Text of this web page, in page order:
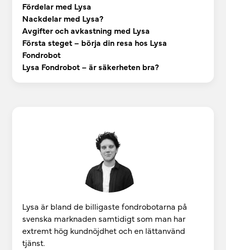
Fördelar med Lysa
Nackdelar med Lysa?
Avgifter och avkastning med Lysa
Första steget – börja din resa hos Lysa
Fondrobot
Lysa Fondrobot – är säkerheten bra?
Lysa är bland de billigaste fondrobotarna på
svenska marknaden samtidigt som man har
extremt hög kundnöjdhet och en lättanvänd
tjänst.